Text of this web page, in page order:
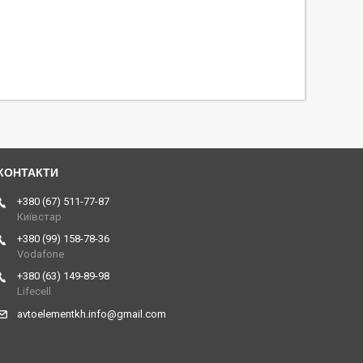
+380 (67) 511-77-87
Київстар
+380 (99) 158-78-36
Vodafone
+380 (63) 149-89-98
Lifecell
avtoelementkh.info@gmail.com